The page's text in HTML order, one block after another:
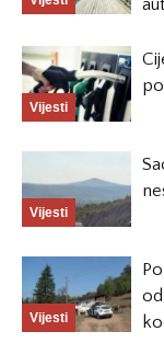
Vijesti
Vijesti
Vijesti